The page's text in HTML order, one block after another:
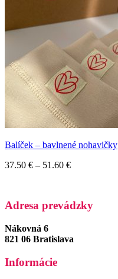
Balíček – bavlnené nohavičky
37.50 € – 51.60 €Price
51.60 €
Adresa prevádzky
Nákovná 6
821 06 Bratislava
Informácie